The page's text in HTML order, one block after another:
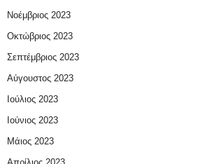
Νοέμβριος 2023
Οκτώβριος 2023
Σεπτέμβριος 2023
Αύγουστος 2023
Ιούλιος 2023
Ιούνιος 2023
Μάιος 2023
Απρίλιος 2023